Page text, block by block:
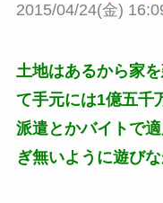
2015/04/24(金)
土地はあるから家
て手元には1億五千
派遣とかバイトで
ぎ無いように遊び